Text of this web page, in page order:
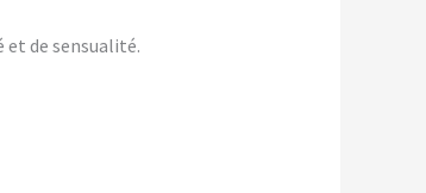
et de sensualité.